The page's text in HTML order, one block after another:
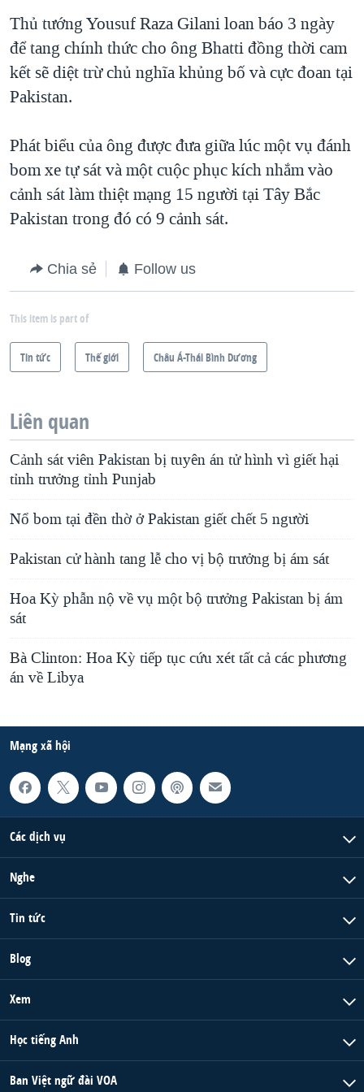
Thủ tướng Yousuf Raza Gilani loan báo 3 ngày
để tang chính thức cho ông Bhatti đồng thời cam
kết sẽ diệt trừ chủ nghĩa khủng bố và cực đoan tại
Pakistan.
Phát biểu của ông được đưa giữa lúc một vụ đánh
bom xe tự sát và một cuộc phục kích nhắm vào
cảnh sát làm thiệt mạng 15 người tại Tây Bắc
Pakistan trong đó có 9 cảnh sát.
Chia sẻ Follow us
This item is part of
Tin tức Thế giới Châu Á-Thái Bình Dương
Liên quan
Cảnh sát viên Pakistan bị tuyên án tử hình vì giết hại
tỉnh trưởng tỉnh Punjab
Nổ bom tại đền thờ ở Pakistan giết chết 5 người
Pakistan cử hành tang lễ cho vị bộ trưởng bị ám sát
Hoa Kỳ phẫn nộ về vụ một bộ trưởng Pakistan bị ám
sát
Bà Clinton: Hoa Kỳ tiếp tục cứu xét tất cả các phương
án về Libya
Mạng xã hội
Các dịch vụ
Nghe
Tin tức
Blog
Xem
Học tiếng Anh
Ban Việt ngữ đài VOA